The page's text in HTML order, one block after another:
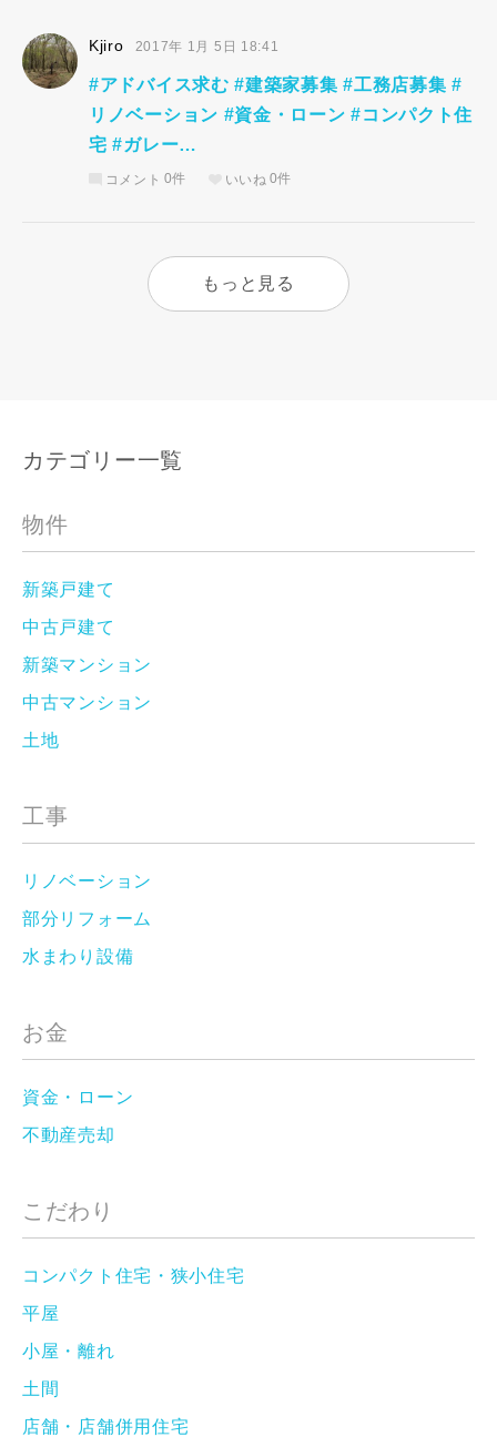
Kjiro 2017年 1月 5日 18:41
#アドバイス求む #建築家募集 #工務店募集 #
リノベーション #資金・ローン #コンパクト住
宅 #ガレー…
コメント 0件 いいね 0件
もっと見る
カテゴリー一覧
物件
新築戸建て
中古戸建て
新築マンション
中古マンション
土地
工事
リノベーション
部分リフォーム
水まわり設備
お金
資金・ローン
不動産売却
こだわり
コンパクト住宅・狭小住宅
平屋
小屋・離れ
土間
店舗・店舗併用住宅